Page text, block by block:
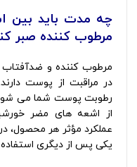
چه مدت باید بین
مرطوب کننده صبر
مرطوب کننده و
در مراقبت از پوست
رطوبت پوست شما می
از اشعه های مضر
عملکرد مؤثر هر محصول،
یکی پس از دیگری استفاده